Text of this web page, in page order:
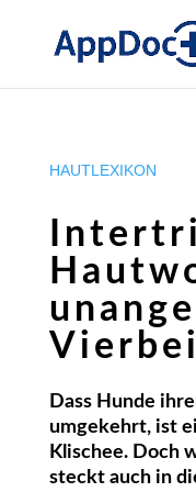
HAUTLEXIKON
Dass Hunde
umgekehrt, ist
Klischee. Doch
steckt auch in